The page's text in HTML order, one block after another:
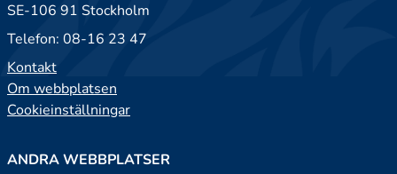
SE-106 91 Stockholm
Telefon: 08-16 23 47
Kontakt
Om webbplatsen
Cookieinställningar
ANDRA WEBBPLATSER